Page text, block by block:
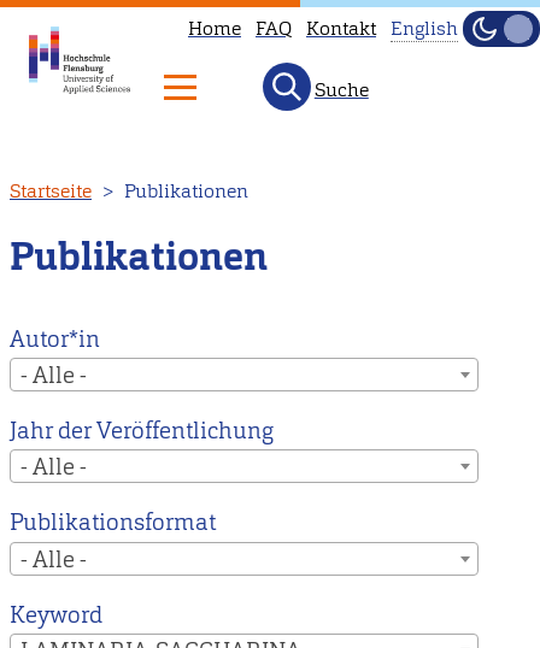
zum
Inhalt
Home FAQ Kontakt
to
our
main
instead.
English
Hell
Suche
Startseite Publikationen
Publikationen
Autor*in
- Alle -
Jahr der Veröffentlichung
- Alle -
Publikationsformat
- Alle -
Keyword